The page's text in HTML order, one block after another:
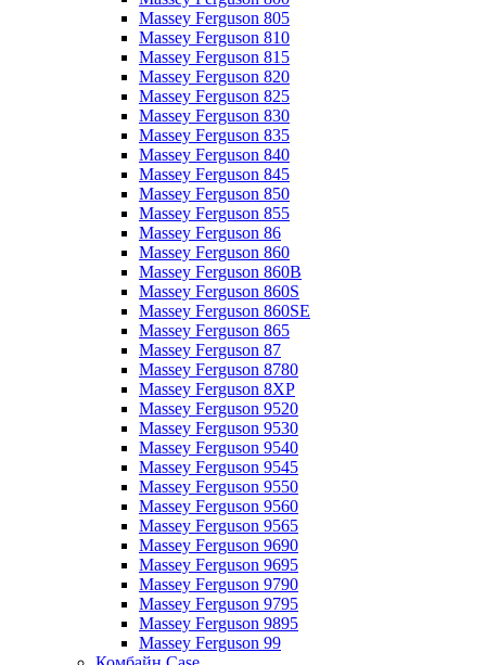
Massey Ferguson 805
Massey Ferguson 810
Massey Ferguson 815
Massey Ferguson 820
Massey Ferguson 825
Massey Ferguson 830
Massey Ferguson 835
Massey Ferguson 840
Massey Ferguson 845
Massey Ferguson 850
Massey Ferguson 855
Massey Ferguson 86
Massey Ferguson 860
Massey Ferguson 860B
Massey Ferguson 860S
Massey Ferguson 860SE
Massey Ferguson 865
Massey Ferguson 87
Massey Ferguson 8780
Massey Ferguson 8XP
Massey Ferguson 9520
Massey Ferguson 9530
Massey Ferguson 9540
Massey Ferguson 9545
Massey Ferguson 9550
Massey Ferguson 9560
Massey Ferguson 9565
Massey Ferguson 9690
Massey Ferguson 9695
Massey Ferguson 9790
Massey Ferguson 9795
Massey Ferguson 9895
Massey Ferguson 99